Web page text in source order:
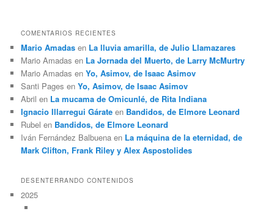
COMENTARIOS RECIENTES
Mario Amadas en La lluvia amarilla, de Julio Llamazares
Mario Amadas en La Jornada del Muerto, de Larry McMurtry
Mario Amadas enYo, Asimov, de Isaac Asimov
Santi Pages enYo, Asimov, de Isaac Asimov
Abril en La mucama de Omicunlé, de Rita Indiana
Ignacio Illarregui Gárate en Bandidos, de Elmore Leonard
Rubel en Bandidos, de Elmore Leonard
Iván Fernández Balbuena en La máquina de la eternidad, de
Mark Clifton, Frank Riley y Alex Aspostolides
DESENTERRANDO CONTENIDOS
2025